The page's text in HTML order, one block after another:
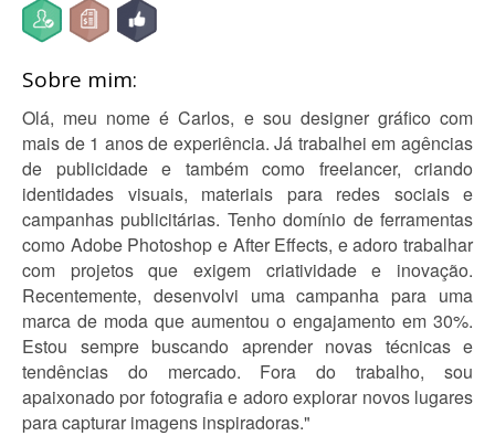
Sobre mim:
Olá, meu nome é Carlos, e sou designer gráfico com
mais de 1 anos de experiência. Já trabalhei em agências
de publicidade e também como freelancer, criando
identidades visuais, materiais para redes sociais e
campanhas publicitárias. Tenho domínio de ferramentas
como Adobe Photoshop e After Effects, e adoro trabalhar
com projetos que exigem criatividade e inovação.
Recentemente, desenvolvi uma campanha para uma
marca de moda que aumentou o engajamento em 30%.
Estou sempre buscando aprender novas técnicas e
tendências do mercado. Fora do trabalho, sou
apaixonado por fotografia e adoro explorar novos lugares
para capturar imagens inspiradoras."